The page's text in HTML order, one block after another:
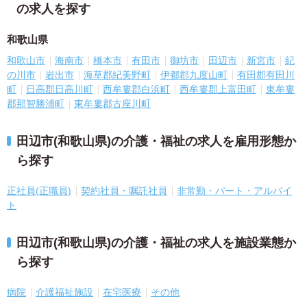
の求人を探す
和歌山県
和歌山市 海南市 橋本市 有田市 御坊市 田辺市 新宮市
紀
の川市
岩出市 海草郡紀美野町 伊都郡九度山町
有田郡有田川
町
日高郡日高川町 西牟婁郡白浜町 西牟婁郡上富田町
東牟婁
郡那智勝浦町
東牟婁郡古座川町
田辺市(和歌山県)の介護・福祉の求人を雇用形態か
ら探す
正社員(正職員) 契約社員・嘱託社員
非常勤・パート・アルバイ
ト
田辺市(和歌山県)の介護・福祉の求人を施設業態か
ら探す
病院 介護福祉施設 在宅医療 その他